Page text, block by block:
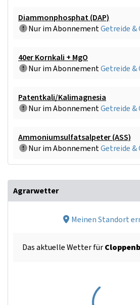
Diammonphosphat (DAP)
Nur im AbonnementGetreide &
40er Kornkali + MgO
Nur im AbonnementGetreide &
Patentkali/Kalimagnesia
Nur im AbonnementGetreide &
Ammoniumsulfatsalpeter (ASS)
Nur im AbonnementGetreide &
Agrarwetter
Meinen Standort
Das aktuelle Wetter für